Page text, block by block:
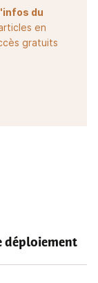
du
en
gratuits
déploiement